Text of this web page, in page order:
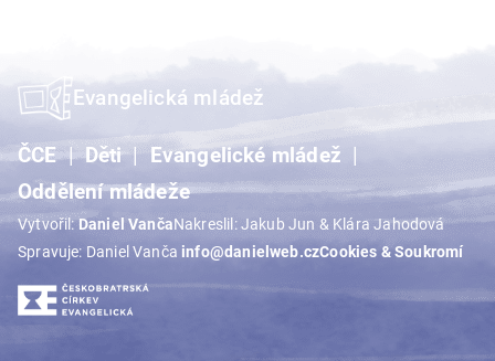
Evangelická mládež
ČCE Děti
Evangelické mládež
Oddělení mládeže
Vytvořil:Daniel VančaNakreslil: Jakub Jun & Klára Jahodová
Spravuje: Daniel Vanča info@danielweb.czCookies & Soukromí